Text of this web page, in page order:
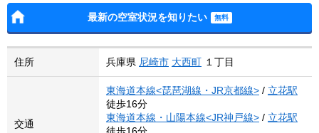
最新の空室状況を知りたい
住所 兵庫県 尼崎市 大西町 １丁目
交通
東海道本線<琵琶湖線・JR京都線> / 立花駅
徒歩16分
東海道本線・山陽本線<JR神戸線> / 立花駅